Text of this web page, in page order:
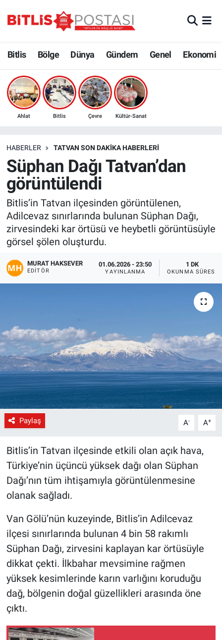
Bitlis Bölge Dünya Gündem Genel Ekonomi
Ahlat Bitlis Çevre Kültür-Sanat
HABERLER TATVAN SON DAKIKA HABERLERI
Süphan Dağı Tatvan’dan
görüntülendi
Bitlis’in Tatvan ilçesinden görüntülenen,
Adilcevaz sınırlarında bulunan Süphan Dağı,
zirvesindeki kar örtüsü ve heybetli görüntüsüyle
görsel şölen oluşturdu.
MURAT HAKSEVER
EDITÖR
01.06.2026 - 23:50
YAYINLANMA
1 DK
OKUNMA SÜRESI
Paylaş A- A+
Bitlis’in Tatvan ilçesinde etkili olan açık hava,
Türkiye’nin üçüncü yüksek dağı olan Süphan
Dağı’nın tüm ihtişamıyla görüntülenmesine
olanak sağladı.
Van Gölü’nün kuzeyinde, Bitlis’in Adilcevaz
ilçesi sınırlarında bulunan 4 bin 58 rakımlı
Süphan Dağı, zirvesini kaplayan kar örtüsüyle
dikkat çekti. İlkbahar mevsimine rağmen
yüksek kesimlerinde karın varlığını koruduğu
dağ, bölgenin doğal güzellikleri arasında öne
çıktı.
Bölge
Çevre
Eğitim
Ekonomi
Genel
Gündem
Kültür-Sanat
Resmi İlanlar
Sağlık
Siyaset
Spor
Bitlis Trafik Yoğunluk Haritası
Süper Lig Puan Durumu ve Fikstür
Son Dakika Haberleri
Haber Arşivi